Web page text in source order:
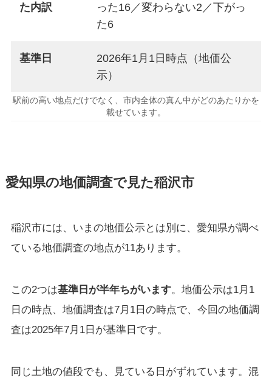
た内訳
った16／変わらない2／下がっ
た6
基準日
2026年1月1日時点（地価公
示）
駅前の高い地点だけでなく、市内全体の真ん中がどのあたりかを
載せています。
愛知県の地価調査で見た稲沢市
稲沢市には、いまの地価公示とは別に、愛知県が調べ
ている地価調査の地点が11あります。
この2つは基準日が半年ちがいます。地価公示は1月1
日の時点、地価調査は7月1日の時点で、今回の地価調
査は2025年7月1日が基準日です。
同じ土地の値段でも、見ている日がずれています。混